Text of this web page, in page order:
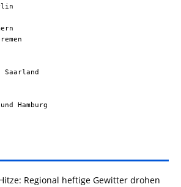
Saarland
Hamburg
Regional heftige Gewitter drohen